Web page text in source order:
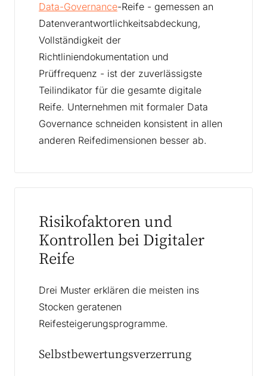
Data-Governance-Reife - gemessen an
Datenverantwortlichkeitsabdeckung,
Vollständigkeit der
Richtliniendokumentation und
Prüffrequenz - ist der zuverlässigste
Teilindikator für die gesamte digitale
Reife. Unternehmen mit formaler Data
Governance schneiden konsistent in allen
anderen Reifedimensionen besser ab.
Risikofaktoren und
Kontrollen bei Digitaler
Reife
Drei Muster erklären die meisten ins
Stocken geratenen
Reifesteigerungsprogramme.
Selbstbewertungsverzerrung